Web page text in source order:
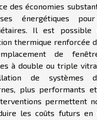
des économies
énergétiques
Il est possible
thermique renforcée
de
à double ou triple
de systèmes
plus performants et
permettent
les coûts futurs en